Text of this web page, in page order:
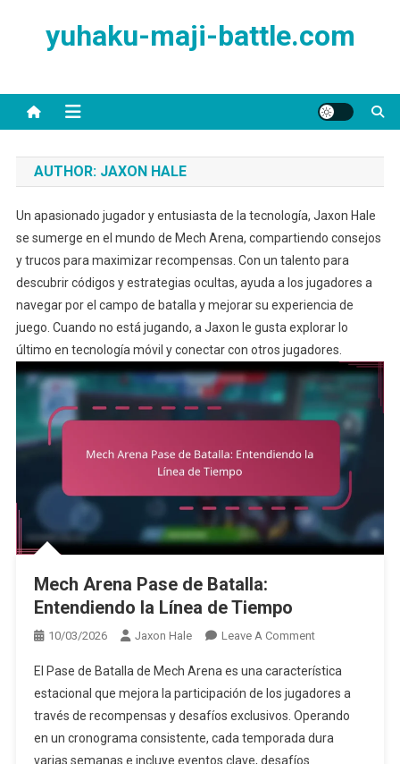
yuhaku-maji-battle.com
AUTHOR: JAXON HALE
Un apasionado jugador y entusiasta de la tecnología, Jaxon Hale
se sumerge en el mundo de Mech Arena, compartiendo consejos
y trucos para maximizar recompensas. Con un talento para
descubrir códigos y estrategias ocultas, ayuda a los jugadores a
navegar por el campo de batalla y mejorar su experiencia de
juego. Cuando no está jugando, a Jaxon le gusta explorar lo
último en tecnología móvil y conectar con otros jugadores.
Mech Arena Pase de Batalla:
Entendiendo la Línea de Tiempo
10/03/2026 Jaxon Hale Leave A CommentOn
Arena
Pase
De
Batalla:
El Pase de Batalla de Mech Arena es una característica
estacional que mejora la participación de los jugadores a
través de recompensas y desafíos exclusivos. Operando
en un cronograma consistente, cada temporada dura
varias semanas e incluye eventos clave, desafíos